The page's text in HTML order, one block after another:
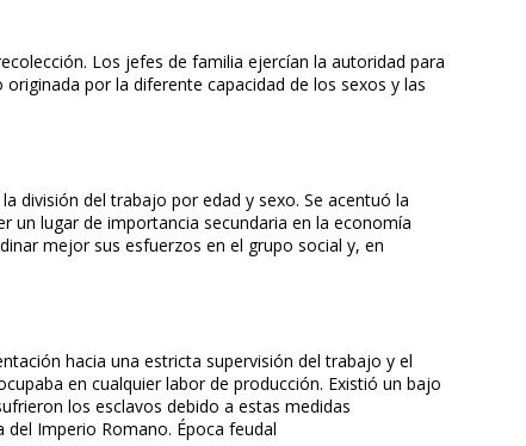
Los jefes de familia ejercían la autoridad para
por la diferente capacidad de los sexos y las
división del trabajo por edad y sexo. Se acentuó la
un lugar de importancia secundaria en la economía
mejor sus esfuerzos en el grupo social y, en
hacia una estricta supervisión del trabajo y el
en cualquier labor de producción. Existió un bajo
los esclavos debido a estas medidas
Imperio Romano. Época feudal